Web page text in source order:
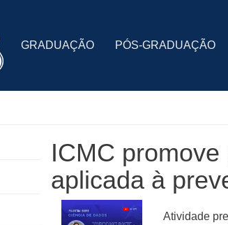
GRADUAÇÃO PÓS-GRADUAÇÃO
ICMC
aplicada à
Atividade